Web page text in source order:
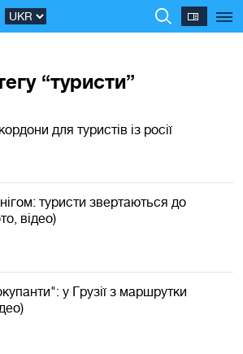
“туристи”
для туристів із росії
туристи звертаються до
відео)
у Грузії з маршрутки